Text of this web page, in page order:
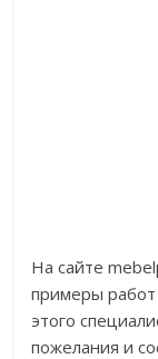
На сайте
примеры работ
этого
пожелания и